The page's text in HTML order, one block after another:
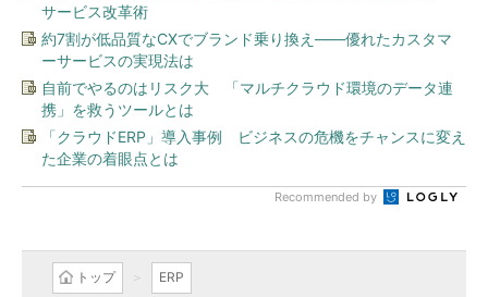
サービス改革術
約7割が低品質なCXでブランド乗り換え――優れたカスタマ
ーサービスの実現法は
自前でやるのはリスク大 「マルチクラウド環境のデータ連
携」を救うツールとは
「クラウドERP」導入事例 ビジネスの危機をチャンスに変え
た企業の着眼点とは
Recommended by
トップ ERP